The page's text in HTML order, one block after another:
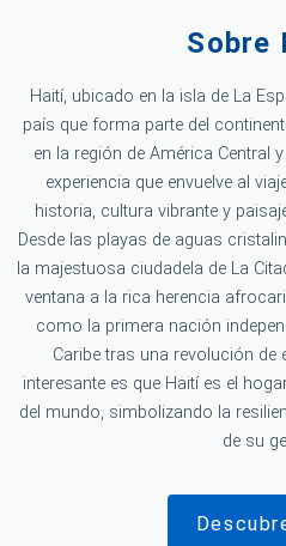
Sobre
Haití, ubicado en la isla de La
país que forma parte del
en la región de América Central
experiencia que envuelve al
historia, cultura vibrante y
Desde las playas de aguas
la majestuosa ciudadela de La
ventana a la rica herencia
como la primera nación
Caribe tras una revolución de
interesante es que Haití es el
del mundo, simbolizando la
de su